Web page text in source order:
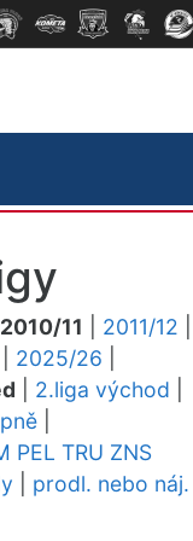
2010/11 2011/12
2025/26
2.liga východ
PEL TRU ZNS
prodl. nebo náj.